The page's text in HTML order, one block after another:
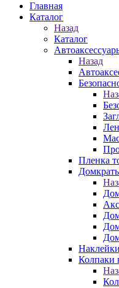
Главная
Каталог
Назад
Каталог
Назад
Пленка
Колпаки